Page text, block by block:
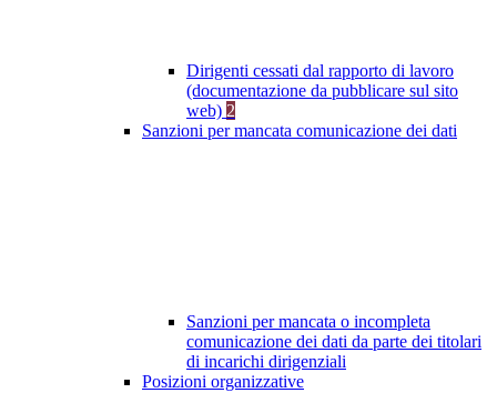
Dirigenti cessati dal rapporto di lavoro
(documentazione da pubblicare sul sito
web) 2
Sanzioni per mancata comunicazione dei dati
Sanzioni per mancata o incompleta
comunicazione dei dati da parte dei titolari
di incarichi dirigenziali
Posizioni organizzative